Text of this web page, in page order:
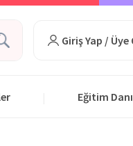
Giriş Yap / Üye
Eğitim